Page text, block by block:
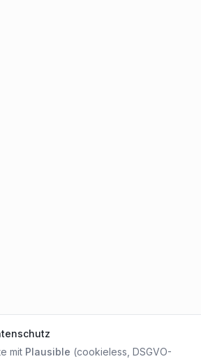
mit Plausible (cookieless, DSGVO-